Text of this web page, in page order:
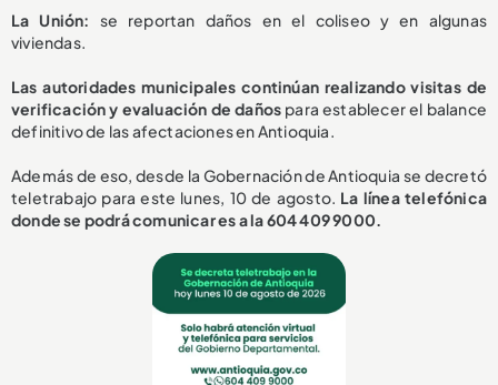
La Unión: se reportan daños en el coliseo y en algunas
viviendas.
Las autoridades municipales continúan realizando visitas de
verificación y evaluación de daños para establecer el balance
definitivo de las afectaciones en Antioquia.
Además de eso, desde la Gobernación de Antioquia se decretó
teletrabajo para este lunes, 10 de agosto. La línea telefónica
donde se podrá comunicar es a la 604 409 9000.